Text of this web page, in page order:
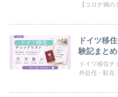
【コロナ禍
ドイツ移住
ドイツ移
験記まと
ドイツ移住チ
外赴任・駐在